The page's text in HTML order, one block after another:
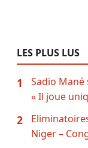
LES PLUS LUS
1
Sadio
« Il joue
2
Niger –